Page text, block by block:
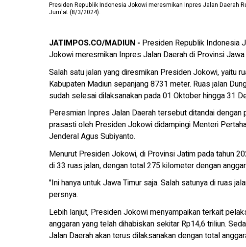
Presiden Republik Indonesia Jokowi meresmikan Inpres Jalan Daerah
Jum'at (8/3/2024).
JATIMPOS.CO/MADIUN - Presiden Republik Indonesia
Jokowi meresmikan Inpres Jalan Daerah di Provinsi
Salah satu jalan yang diresmikan Presiden Jokowi, yaitu
Kabupaten Madiun sepanjang 8731 meter. Ruas jalan
sudah selesai dilaksanakan pada 01 Oktober hingga 31
Peresmian Inpres Jalan Daerah tersebut ditandai
prasasti oleh Presiden Jokowi didampingi Menteri
Jenderal Agus Subiyanto.
Menurut Presiden Jokowi, di Provinsi Jatim pada tahun
di 33 ruas jalan, dengan total 275 kilometer dengan
"Ini hanya untuk Jawa Timur saja. Salah satunya di ruas
persnya.
Lebih lanjut, Presiden Jokowi menyampaikan terkait
anggaran yang telah dihabiskan sekitar Rp14,6 triliun.
Jalan Daerah akan terus dilaksanakan dengan total